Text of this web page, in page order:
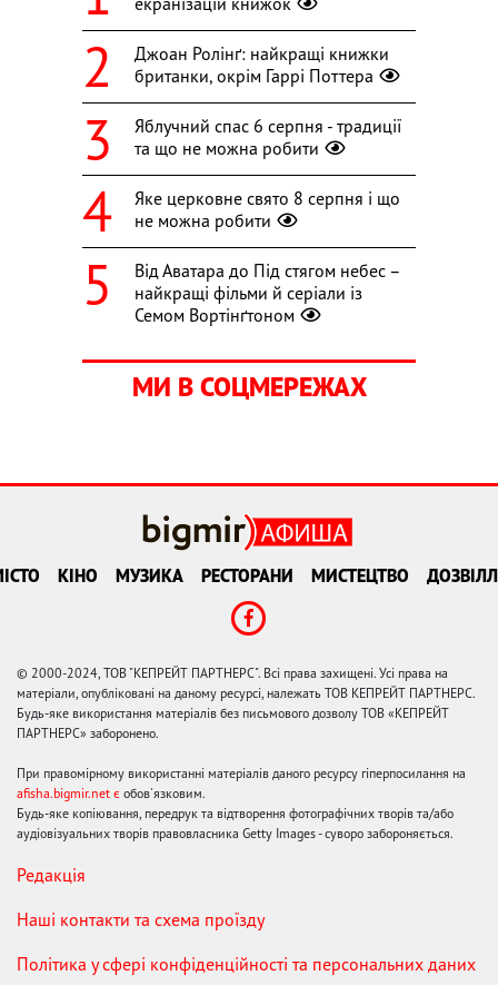
Джоан Ролінґ: найкращі книжки
британки, окрім Гаррі Поттера
Яблучний спас 6 серпня - традиції
та що не можна робити
Яке церковне свято 8 серпня і що
не можна робити
Від Аватара до Під стягом небес –
найкращі фільми й серіали із
Семом Вортінґтоном
МИ В СОЦМЕРЕЖАХ
КІНО МУЗИКА РЕСТОРАНИ МИСТЕЦТВО
© 2000-2024, ТОВ "КЕПРЕЙТ ПАРТНЕРС". Всі права захищені. Усі права на
матеріали, опубліковані на даному ресурсі, належать ТОВ КЕПРЕЙТ ПАРТНЕРС.
Будь-яке використання матеріалів без письмового дозволу ТОВ «КЕПРЕЙТ
ПАРТНЕРС» заборонено.
При правомірному використанні матеріалів даного ресурсу гіперпосилання на
afisha.bigmir.net є обов'язковим.
Будь-яке копіювання, передрук та відтворення фотографічних творів та/або
аудіовізуальних творів правовласника Getty Images - суворо забороняється.
Редакція
Наші контакти та схема проїзду
Політика у сфері конфіденційності та персональних даних